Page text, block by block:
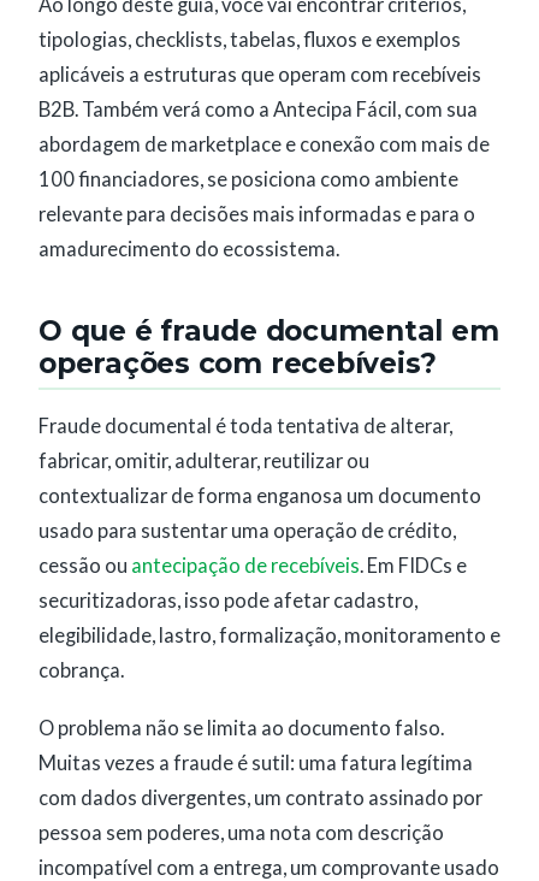
tipologias, checklists, tabelas, fluxos e exemplos
aplicáveis a estruturas que operam com recebíveis
B2B. Também verá como a Antecipa Fácil, com sua
abordagem de marketplace e conexão com mais de
100 financiadores, se posiciona como ambiente
relevante para decisões mais informadas e para o
amadurecimento do ecossistema.
O que é fraude documental em
operações com recebíveis?
Fraude documental é toda tentativa de alterar,
fabricar, omitir, adulterar, reutilizar ou
contextualizar de forma enganosa um documento
usado para sustentar uma operação de crédito,
cessão ou antecipação de recebíveis. Em FIDCs e
securitizadoras, isso pode afetar cadastro,
elegibilidade, lastro, formalização, monitoramento e
cobrança.
O problema não se limita ao documento falso.
Muitas vezes a fraude é sutil: uma fatura legítima
com dados divergentes, um contrato assinado por
pessoa sem poderes, uma nota com descrição
incompatível com a entrega, um comprovante usado